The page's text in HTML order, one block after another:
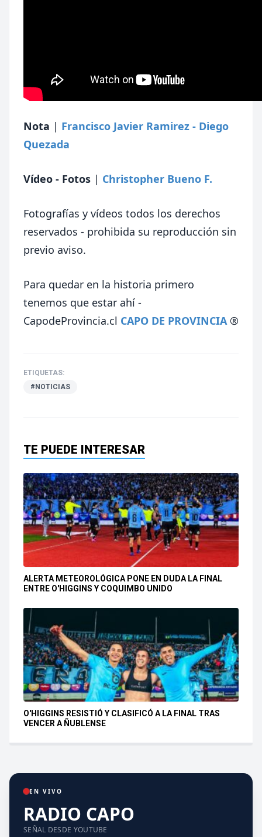
Nota | Francisco Javier Ramirez - Diego
Quezada
Vídeo - Fotos | Christopher Bueno F.
Fotografías y vídeos todos los derechos
reservados - prohibida su reproducción sin
previo aviso.
Para quedar en la historia primero
tenemos que estar ahí -
CapodeProvincia.cl CAPO DE PROVINCIA ®
ETIQUETAS:
#NOTICIAS
TE PUEDE INTERESAR
ALERTA METEOROLÓGICA PONE EN DUDA LA FINAL
ENTRE O'HIGGINS Y COQUIMBO UNIDO
O'HIGGINS RESISTIÓ Y CLASIFICÓ A LA FINAL TRAS
VENCER A ÑUBLENSE
EN VIVO
RADIO CAPO
SEÑAL DESDE YOUTUBE